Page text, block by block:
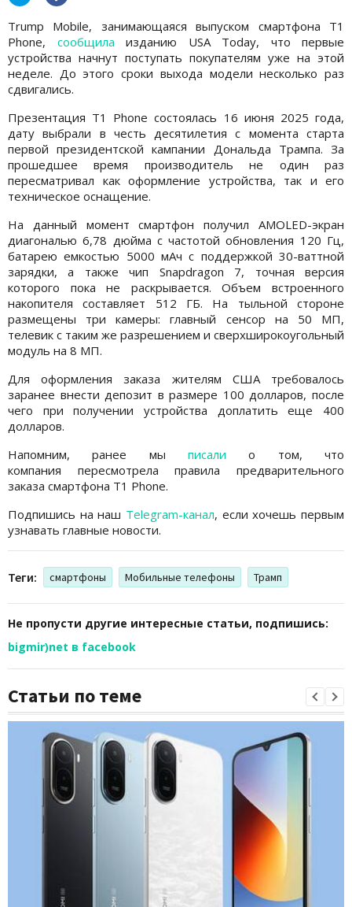
Trump Mobile, занимающаяся выпуском смартфона T1
Phone, сообщила изданию USA Today, что первые
устройства начнут поступать покупателям уже на этой
неделе. До этого сроки выхода модели несколько раз
сдвигались.
Презентация T1 Phone состоялась 16 июня 2025 года,
дату выбрали в честь десятилетия с момента старта
первой президентской кампании Дональда Трампа. За
прошедшее время производитель не один раз
пересматривал как оформление устройства, так и его
техническое оснащение.
На данный момент смартфон получил AMOLED-экран
диагональю 6,78 дюйма с частотой обновления 120 Гц,
батарею емкостью 5000 мАч с поддержкой 30-ваттной
зарядки, а также чип Snapdragon 7, точная версия
которого пока не раскрывается. Объем встроенного
накопителя составляет 512 ГБ. На тыльной стороне
размещены три камеры: главный сенсор на 50 МП,
телевик с таким же разрешением и сверхширокоугольный
модуль на 8 МП.
Для оформления заказа жителям США требовалось
заранее внести депозит в размере 100 долларов, после
чего при получении устройства доплатить еще 400
долларов.
Напомним, ранее мы писали о том, что
компания пересмотрела правила предварительного
заказа смартфона T1 Phone.
Подпишись на наш Telegram-канал, если хочешь первым
узнавать главные новости.
Теги: смартфоны Мобильные телефоны Трамп
Не пропусти другие интересные статьи, подпишись:
bigmir)net в facebook
Статьи по теме